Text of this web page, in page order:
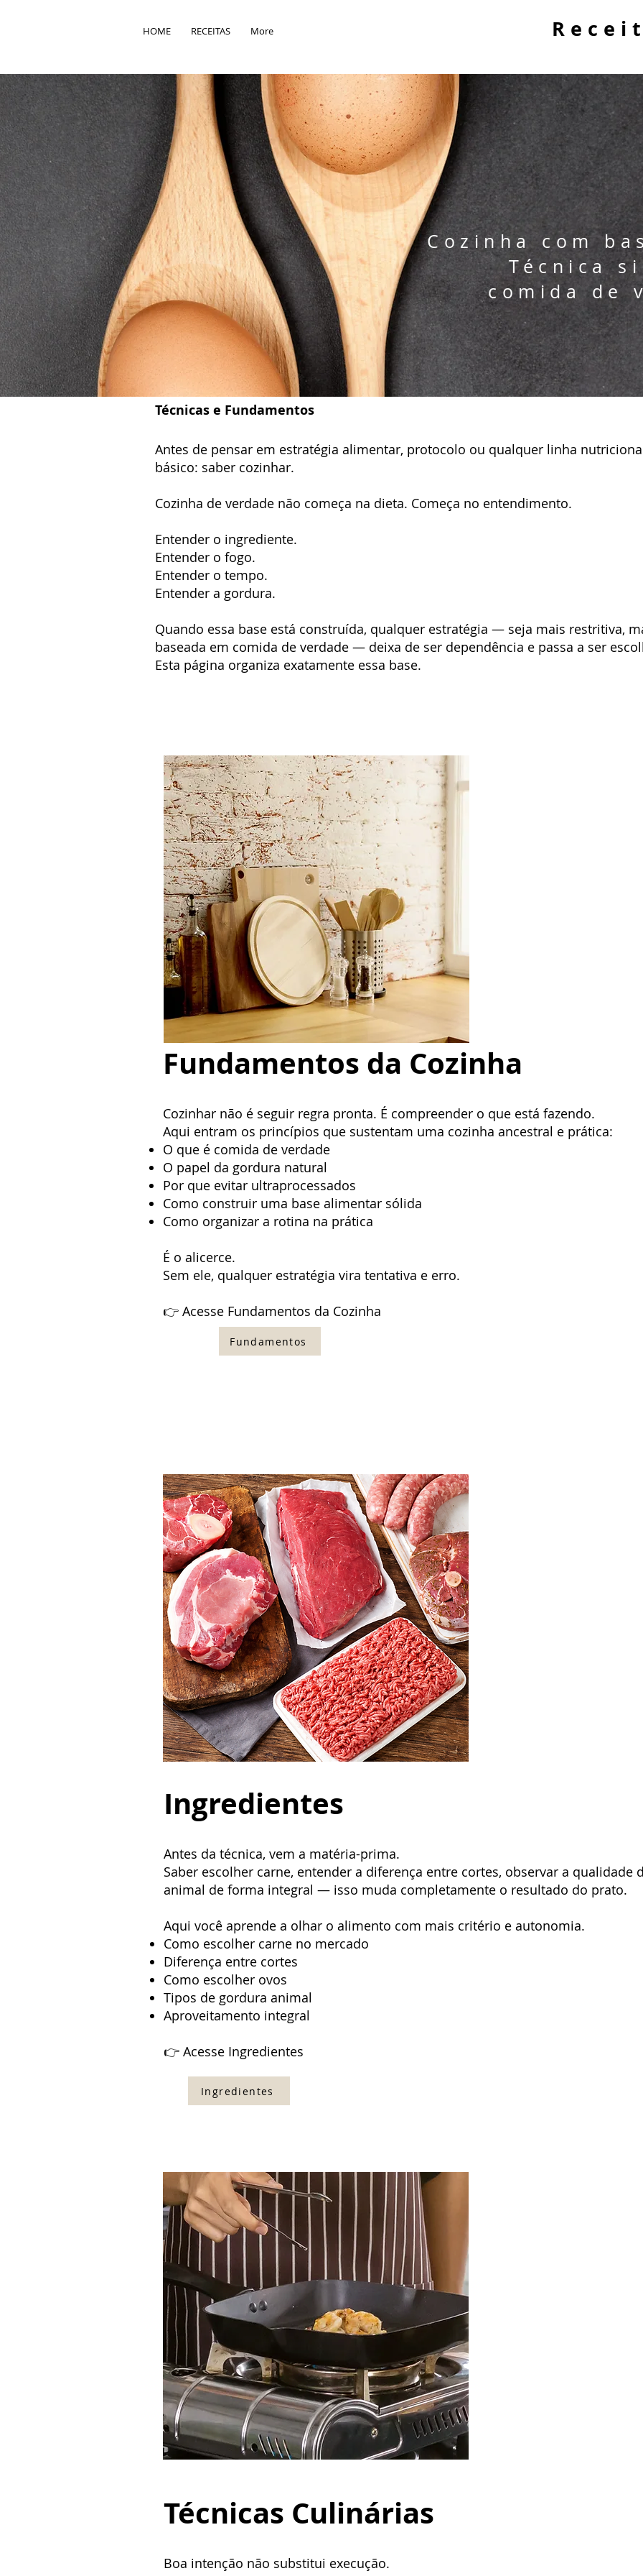
HOME RECEITAS More
Cozinha com
Técnica
comida de
Técnicas e Fundamentos
Antes de pensar em estratégia alimentar, protocolo ou qualquer linha
básico: saber cozinhar.
Cozinha de verdade não começa na dieta. Começa no entendimento.
Entender o ingrediente.
Entender o fogo.
Entender o tempo.
Entender a gordura.
Quando essa base está construída, qualquer estratégia — seja mais restritiva,
baseada em comida de verdade — deixa de ser dependência e passa a ser
Esta página organiza exatamente essa base.
​​Fundamentos da Cozinha
Cozinhar não é seguir regra pronta. É compreender o que está fazendo.
Aqui entram os princípios que sustentam uma cozinha ancestral e prática:
O que é comida de verdade
O papel da gordura natural
Por que evitar ultraprocessados
Como construir uma base alimentar sólida
Como organizar a rotina na prática
É o alicerce.
Sem ele, qualquer estratégia vira tentativa e erro.
👉 Acesse Fundamentos da Cozinha
Fundamentos
Ingredientes
Antes da técnica, vem a matéria-prima.
Saber escolher carne, entender a diferença entre cortes, observar a qualidade
animal de forma integral — isso muda completamente o resultado do prato.
Aqui você aprende a olhar o alimento com mais critério e autonomia.
Como escolher carne no mercado
Diferença entre cortes
Como escolher ovos
Tipos de gordura animal
Aproveitamento integral
👉 Acesse Ingredientes
Ingredientes
Técnicas Culinárias
Boa intenção não substitui execução.